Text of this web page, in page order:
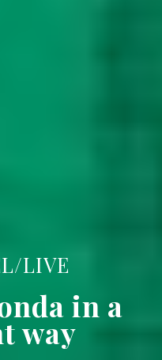
LIVE
in a
way